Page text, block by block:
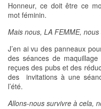
Honneur, ce doit être ce
mot féminin.
Mais nous, LA FEMME, nous
J’en ai vu des panneaux
des séances de
reçues des pubs et des
des invitations à une
l’été.
Allons-nous survivre à cela,